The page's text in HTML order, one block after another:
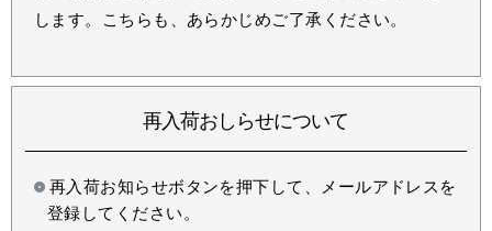
します。こちらも、あらかじめご了承ください。
再入荷おしらせについて
再入荷お知らせボタンを押下して、メールアドレスを
登録してください。